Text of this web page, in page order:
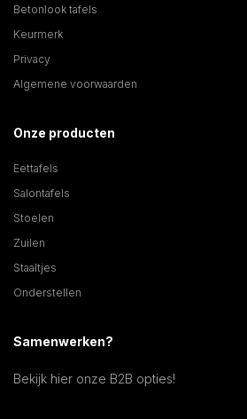
Betonlook tafels
Keurmerk
Privacy
Algemene voorwaarden
Onze producten
Eettafels
Salontafels
Stoelen
Zuilen
Staaltjes
Onderstellen
Samenwerken?
Bekijk hier onze B2B opties!